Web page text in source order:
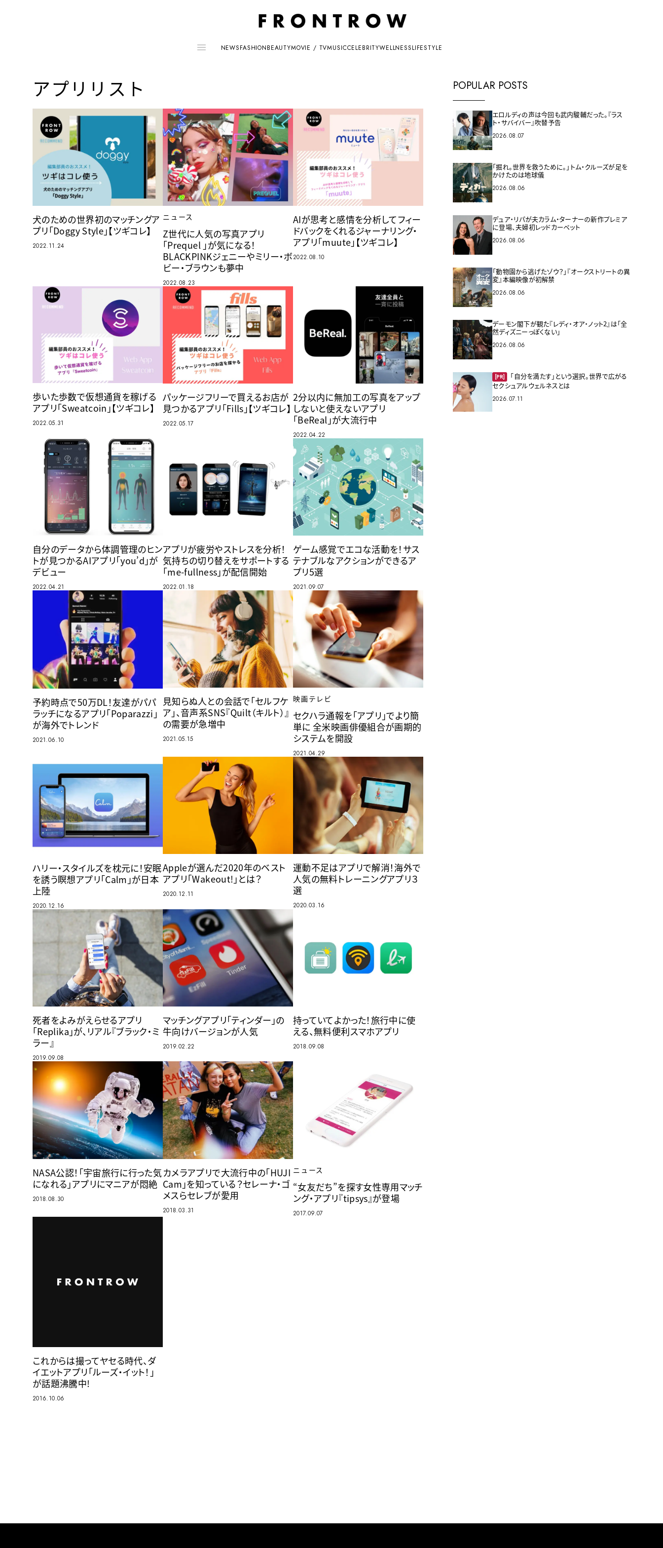
NEWSFASHIONBEAUTYMOVIE / TVMUSICCELEBRITYWELLNESSLIFESTYLE
アプリリスト
犬のための世界初のマッチングア
プリ「Doggy Style」【ツギコレ】
2022.11.24
ニュース
Z世代に人気の写真アプリ
「Prequel 」が気になる！
BLACKPINKジェニーやミリー・ボ
ビー・ブラウンも夢中
2022.08.23
AIが思考と感情を分析してフィー
ドバックをくれるジャーナリング・
アプリ「muute」【ツギコレ】
2022.08.10
歩いた歩数で仮想通貨を稼げる
アプリ「Sweatcoin」【ツギコレ】
2022.05.31
パッケージフリーで買えるお店が
見つかるアプリ「Fills」【ツギコレ】
2022.05.17
2分以内に無加工の写真をアップ
しないと使えないアプリ
「BeReal」が大流行中
2022.04.22
自分のデータから体調管理のヒン
トが見つかるAIアプリ「you’d」が
デビュー
2022.04.21
アプリが疲労やストレスを分析！
気持ちの切り替えをサポートする
「me-fullness」が配信開始
2022.01.18
ゲーム感覚でエコな活動を！サス
テナブルなアクションができるア
プリ5選
2021.09.07
予約時点で50万DL！友達がパパ
ラッチになるアプリ「Poparazzi」
が海外でトレンド
2021.06.10
見知らぬ人との会話で「セルフケ
ア」、音声系SNS『Quilt（キルト）』
の需要が急増中
2021.05.15
映画テレビ
セクハラ通報を「アプリ」でより簡
単に 全米映画俳優組合が画期的
システムを開設
2021.04.29
ハリー・スタイルズを枕元に！安眠
を誘う瞑想アプリ「Calm」が日本
上陸
2020.12.16
Appleが選んだ2020年のベスト
アプリ「Wakeout!」とは？
2020.12.11
運動不足はアプリで解消！海外で
人気の無料トレーニングアプリ３
選
2020.03.16
死者をよみがえらせるアプリ
「Replika」が、リアル『ブラック・ミ
ラー』
2019.09.08
マッチングアプリ「ティンダー」の
牛向けバージョンが人気
2019.02.22
持っていてよかった！旅行中に使
える、無料便利スマホアプリ
2018.09.08
NASA公認！「宇宙旅行に行った気
になれる」アプリにマニアが悶絶
2018.08.30
カメラアプリで大流行中の「HUJI
Cam」を知っている？セレーナ・ゴ
メスらセレブが愛用
2018.03.31
ニュース
“女友だち”を探す女性専用マッチ
ング・アプリ『tipsys』が登場
2017.09.07
これからは撮ってヤセる時代、ダ
イエットアプリ「ルーズ・イット！」
が話題沸騰中!
2016.10.06
POPULAR POSTS
エロルディの声は今回も武内駿輔だった。『ラス
ト・サバイバー』吹替予告
2026.08.07
「掘れ。世界を救うために。」トム・クルーズが足を
かけたのは地球儀
2026.08.06
デュア・リパが夫カラム・ターナーの新作プレミア
に登場、夫婦初レッドカーペット
2026.08.06
「動物園から逃げたゾウ？」『オークストリートの異
変』本編映像が初解禁
2026.08.06
デーモン閣下が観た『レディ・オア・ノット2』は「全
然ディズニーっぽくない」
2026.08.06
[PR]
「自分を満たす」という選択。世界で広がる
セクシュアルウェルネスとは
2026.07.11